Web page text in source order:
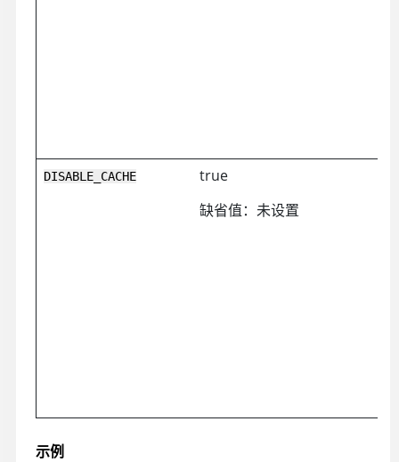
DISABLE_CACHE
true
缺省值：未设置
示例